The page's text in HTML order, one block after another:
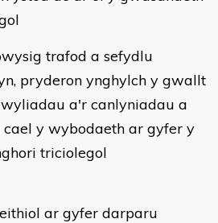
trafod a sefydlu
pryderon ynghylch y gwallt
a'r canlyniadau a
y wybodaeth ar gyfer y
triciolegol
ar gyfer darparu